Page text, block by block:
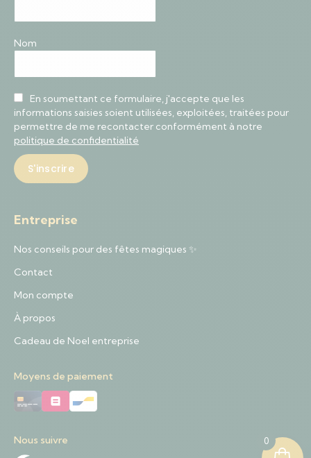
Nom
En soumettant ce formulaire, j'accepte que les
informations saisies soient utilisées, exploitées, traitées pour
permettre de me recontacter conformément à notre
politique de confidentialité
Entreprise
Nos conseils pour des fêtes magiques ✨
Contact
Mon compte
À propos
Cadeau de Noel entreprise
Moyens de paiement
Nous suivre 0